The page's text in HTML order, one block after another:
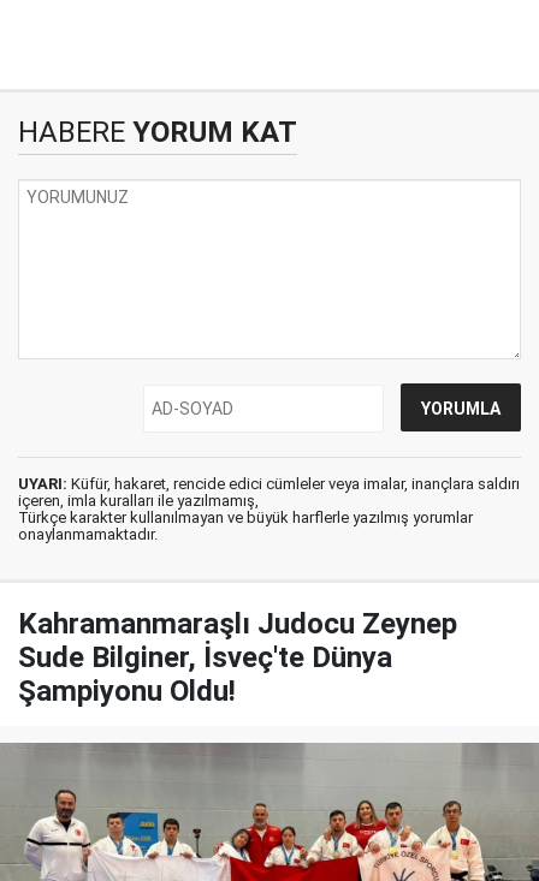
HABERE YORUM KAT
UYARI: Küfür, hakaret, rencide edici cümleler veya imalar, inançlara saldırı
içeren, imla kuralları ile yazılmamış,
Türkçe karakter kullanılmayan ve büyük harflerle yazılmış yorumlar
onaylanmamaktadır.
Kahramanmaraşlı Judocu Zeynep
Sude Bilginer, İsveç'te Dünya
Şampiyonu Oldu!